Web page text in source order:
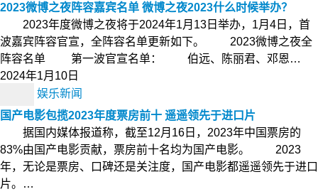
2023微博之夜阵容嘉宾名单 微博之夜2023什么时候举办？
2023年度微博之夜将于2024年1月13日举办，1月4日，首
波嘉宾阵容官宣，全阵容名单更新如下。 2023微博之夜全
阵容名单 第一波官宣名单： 伯远、陈丽君、邓恩…
2024年1月10日
娱乐新闻
国产电影包揽2023年度票房前十 遥遥领先于进口片
据国内媒体报道称，截至12月16日，2023年中国票房的
83%由国产电影贡献，票房前十名均为国产电影。 2023
年，无论是票房、口碑还是关注度，国产电影都遥遥领先于进口
片。…